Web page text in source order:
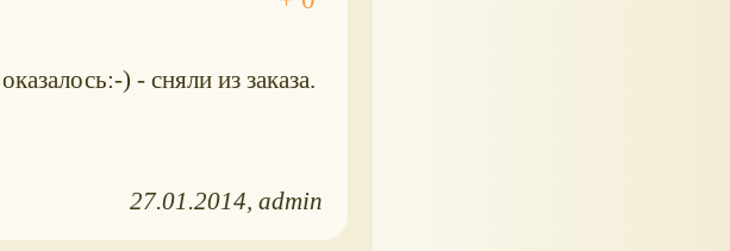
) - сняли из заказа.
27.01.2014 admin